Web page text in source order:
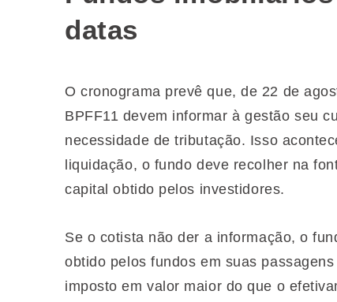
datas
O cronograma prevê que, de 22 de
BPFF11 devem informar à gestão seu
necessidade de tributação. Isso
liquidação, o fundo deve recolher na
capital obtido pelos investidores.
Se o cotista não der a informação, o
obtido pelos fundos em suas
imposto em valor maior do que o